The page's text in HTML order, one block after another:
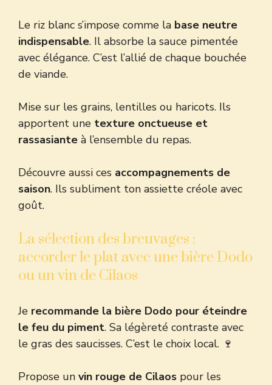
Le riz blanc s’impose comme la base neutre
indispensable. Il absorbe la sauce pimentée
avec élégance. C’est l’allié de chaque bouchée
de viande.
Mise sur les grains, lentilles ou haricots. Ils
apportent une texture onctueuse et
rassasiante à l’ensemble du repas.
Découvre aussi ces accompagnements de
saison. Ils subliment ton assiette créole avec
goût.
La sélection des breuvages :
accorder le plat avec une bière Dodo
ou un vin de Cilaos
Je recommande la bière Dodo pour éteindre
le feu du piment. Sa légèreté contraste avec
le gras des saucisses. C’est le choix local. 🍷
Propose un vin rouge de Cilaos pour les